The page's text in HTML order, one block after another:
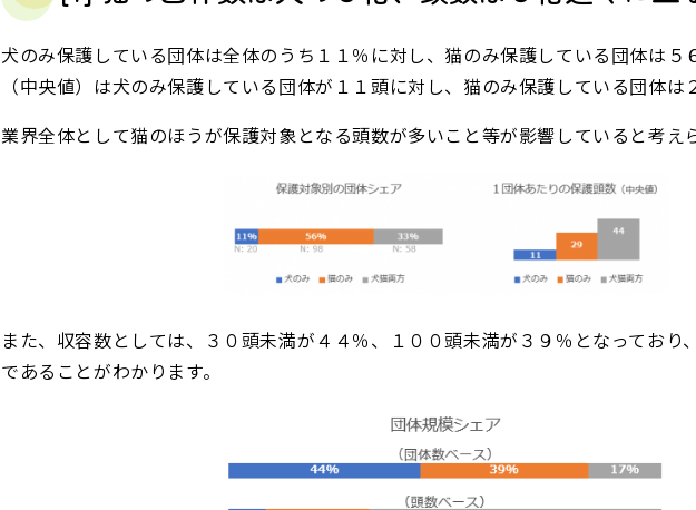
犬のみ保護している団体は全体のうち１１％に対し、猫のみ保護している団体は５
（中央値）は犬のみ保護している団体が１１頭に対し、猫のみ保護している団体は
業界全体として猫のほうが保護対象となる頭数が多いこと等が影響していると考え
また、収容数としては、３０頭未満が４４％、１００頭未満が３９％となっており
であることがわかります。